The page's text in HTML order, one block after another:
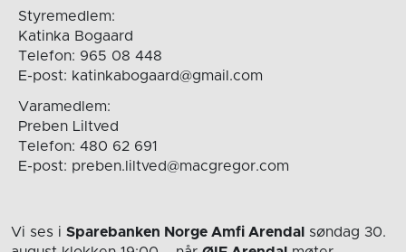
Styremedlem:
Katinka Bogaard
Telefon: 965 08 448
E-post: katinkabogaard@gmail.com
Varamedlem:
Preben Liltved
Telefon: 480 62 691
E-post: preben.liltved@macgregor.com
Vi ses i Sparebanken Norge Amfi Arendal
søndag 30.